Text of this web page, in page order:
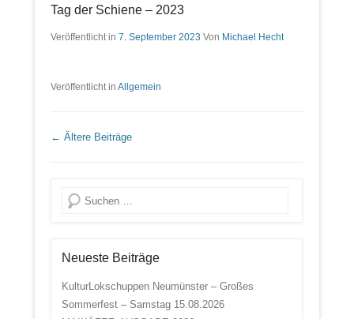
Tag der Schiene – 2023
Veröffentlicht in 7. September 2023 Von Michael Hecht
Veröffentlicht in Allgemein
Beitrags Übersicht
← Ältere Beiträge
Suche
Neueste Beiträge
KulturLokschuppen Neumünster – Großes
Sommerfest – Samstag 15.08.2026